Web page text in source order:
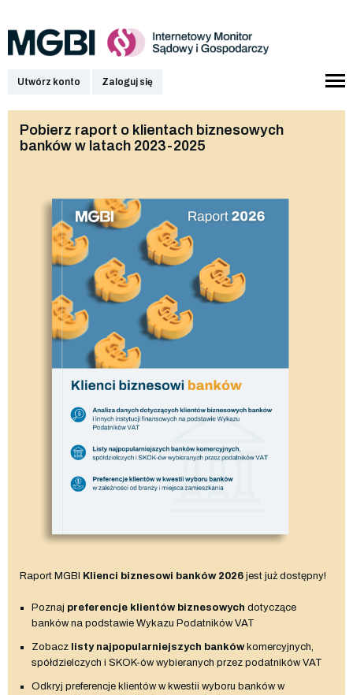
Utwórz konto Zaloguj się
Pobierz raport o klientach biznesowych
banków w latach 2023-2025
Raport MGBI Klienci biznesowi banków 2026 jest już dostępny!
Poznaj preferencje klientów biznesowych dotyczące
banków na podstawie Wykazu Podatników VAT
Zobacz listy najpopularniejszych bankówkomercyjnych,
spółdzielczych i SKOK-ów wybieranych przez podatników VAT
Odkryj preferencje klientów w kwestii wyboru banków w